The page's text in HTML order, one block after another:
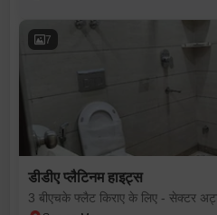
7
डीडीए प्लैटिनम हाइट्स
3 बीएचके फ्लैट किराए के लिए - सेक्टर